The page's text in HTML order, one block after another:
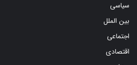
بین الملل
اجتماعی
اقتصادی
ورزشی